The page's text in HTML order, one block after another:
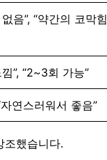
음”, “약간의 코막힘
”, “2~3회 가능”
연스러워서 좋음”
조했습니다.